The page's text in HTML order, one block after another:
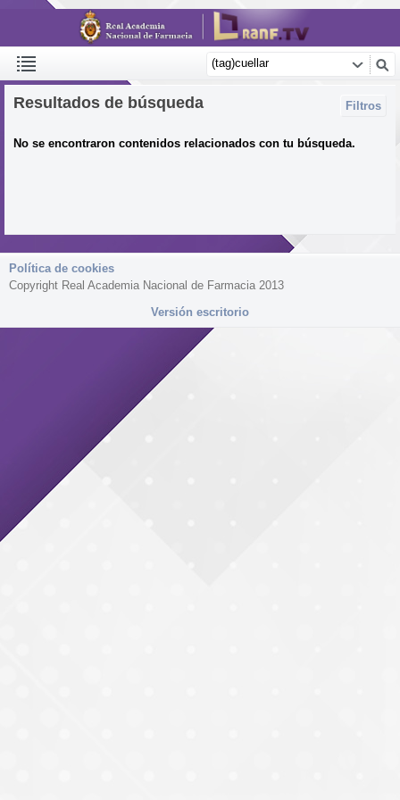
Filtros
Resultados de búsqueda
No se encontraron contenidos relacionados con tu búsqueda.
Política de cookies
Copyright Real Academia Nacional de Farmacia 2013
Versión escritorio